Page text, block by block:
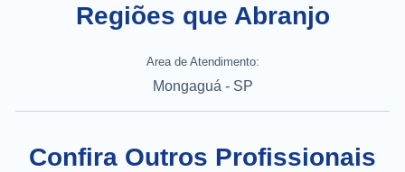
Regiões que Abranjo
Area de Atendimento:
Mongaguá - SP
Confira Outros Profissionais